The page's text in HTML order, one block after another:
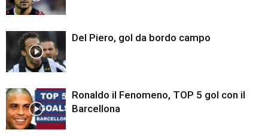
Del Piero, gol da bordo campo
Ronaldo il Fenomeno, TOP 5 gol con il
Barcellona